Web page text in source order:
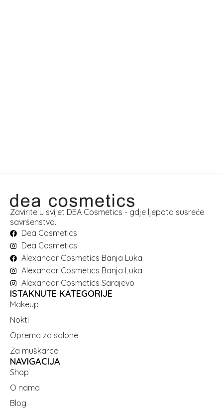
Zavirite u svijet DEA Cosmetics - gdje ljepota susreće
savršenstvo.
Dea Cosmetics
Dea Cosmetics
Alexandar Cosmetics Banja Luka
Alexandar Cosmetics Banja Luka
Alexandar Cosmetics Sarajevo
ISTAKNUTE KATEGORIJE
Makeup
Nokti
Oprema za salone
Za muškarce
NAVIGACIJA
Shop
O nama
Blog